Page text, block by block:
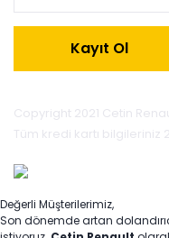
Kayıt Ol
Copyright 2021 Cetin
Tüm kredi kartı bilgileriniz
Değerli Müşterilerimiz,
Son dönemde artan